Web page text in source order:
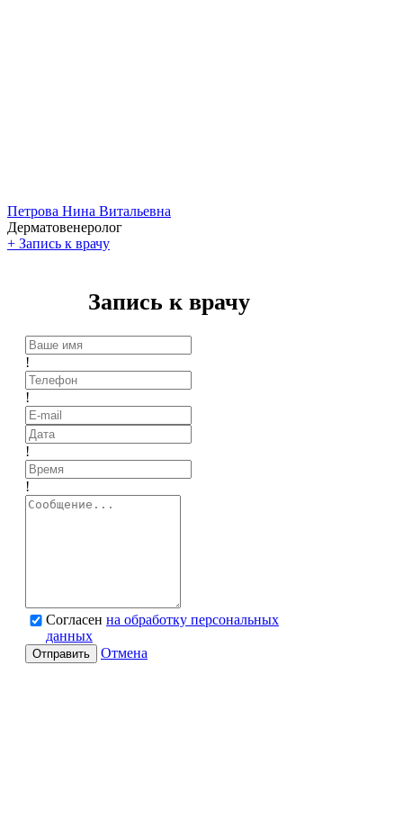
Петрова Нина Витальевна
Дерматовенеролог
+ Запись к врачу
Запись к врачу
!
!
!
!
Согласен на обработку персональных
данных
Отправить Отмена